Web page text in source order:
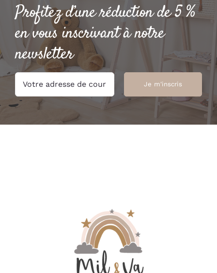
Profitez d’une réduction de 5 %
en vous inscrivant à notre
newsletter